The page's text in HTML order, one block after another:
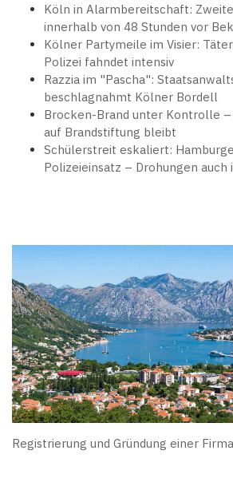
Köln in Alarmbereitschaft:
innerhalb von 48 Stunden vor
Kölner Partymeile im Visier:
Polizei fahndet intensiv
Razzia im "Pascha":
beschlagnahmt Kölner Bordell
Brocken-Brand unter Kontrolle –
auf Brandstiftung bleibt
Schülerstreit eskaliert:
Polizeieinsatz – Drohungen auch
Registrierung und Gründung einer